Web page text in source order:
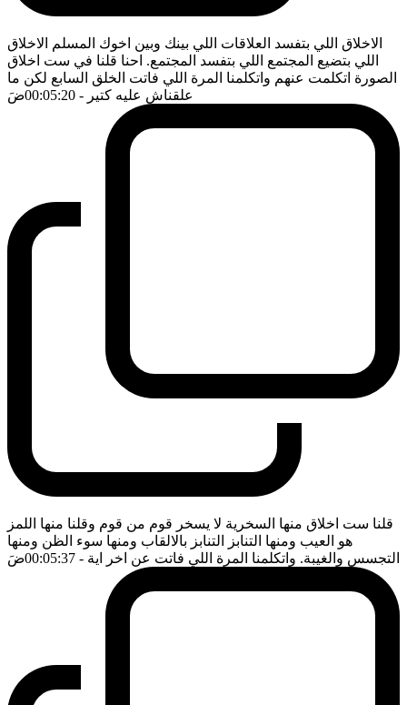
الاخلاق اللي بتفسد العلاقات اللي بينك وبين اخوك المسلم الاخلاق
اللي بتضيع المجتمع اللي بتفسد المجتمع. احنا قلنا في ست اخلاق
الصورة اتكلمت عنهم واتكلمنا المرة اللي فاتت الخلق السابع لكن ما
علقناش عليه كتير - 00:05:20 ضَ
قلنا ست اخلاق منها السخرية لا يسخر قوم من قوم وقلنا منها اللمز
هو العيب ومنها التنابز التنابز بالالقاب ومنها سوء الظن ومنها
التجسس والغيبة. واتكلمنا المرة اللي فاتت عن اخر اية - 00:05:37 ضَ